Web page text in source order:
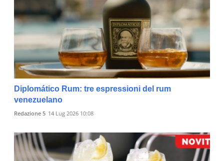
Diplomático Rum: tre espressioni del rum
venezuelano
Redazione 5 14 Lug 2026 10:08